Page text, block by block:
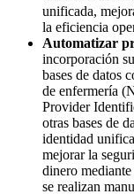
unificada,
la eficiencia
Automatizar
incorporación
bases de datos
de enfermería
Provider
otras bases de
identidad
mejorar la
dinero
se realizan